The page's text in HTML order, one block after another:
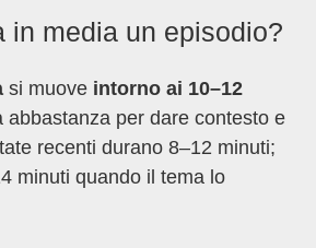
in media un episodio?
si muove intorno ai 10–12
abbastanza per dare contesto e
recenti durano 8–12 minuti;
minuti quando il tema lo